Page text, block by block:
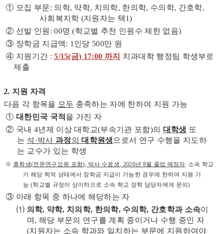
① 모집 부문: 의학, 약학, 치의학, 한의학, 수의학, 간호학,
사회복지학 (지원자는 택1)
② 선발 인원: 00명 (학교별 추천 인원수 제한 없음)
③ 장학금 지급액: 1인당 500만 원
④ 지원기간 :5/15(금) 17:00 까지
치과대학 행정팀 학생부로
제출
2. 지원 자격
다음 각 항목을 모두 충족하는 자에 한하여 지원 가능
① 대한민국 국적 을 가진 자
② 국내 4년제 이상 대학교(부속기관 포함)의 대학생 또
는 석 ·박사 과정의대학원생으로서 연구 수행을 지도하
는 교수가 있는 학생
※ 휴학생(전문연구요원 포함), 박사 수료생, 2026년 8월 졸업 예정자: 소속 학교
가 해당 학적 상태에서 장학금 지급이 가능한 경우에 한하여 지원 가
능 (학교별 규정이 상이하므로 소속 학교 장학 담당자에게 문의)
③ 아래 항목 중 하나에 해당하는 자
⑴ 의학, 약학, 치의학, 한의학, 수의학, 간호학과 소속이
며, 해당 부문의 연구를 계획 중이거나 수행 중인 자
(지원자는 소속 학과와 일치하는 부문에 지원하여야